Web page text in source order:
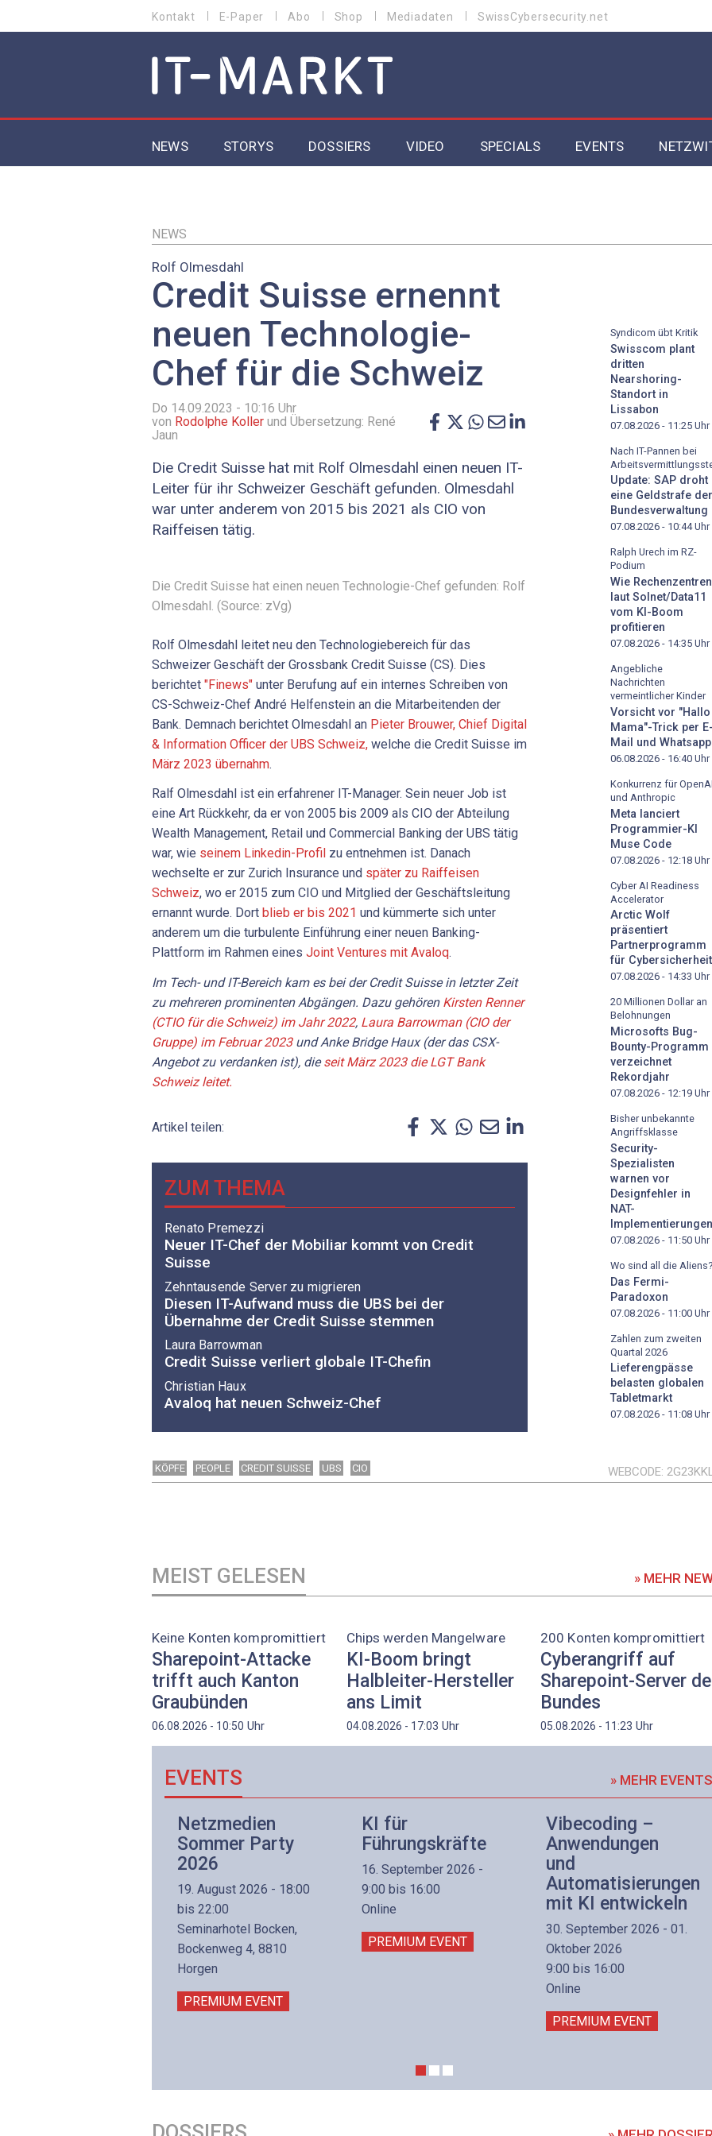
zum
MENU
Kontakt E-Paper Abo Shop Mediadaten SwissCybersecurity.net
MAIN NAVIGATION
NEWS STORYS DOSSIERS
EU-DSGVO
VIDEO SPECIALS
Artificial Intelligence 2025
EVENTS
NEWS
Rolf Olmesdahl
Credit Suisse ernennt
neuen Technologie-
Chef für die Schweiz
Do 14.09.2023 - 10:16 Uhr
von Rodolphe Koller und Übersetzung: René
Jaun
Die Credit Suisse hat mit Rolf Olmesdahl einen neuen IT-
Leiter für ihr Schweizer Geschäft gefunden. Olmesdahl
war unter anderem von 2015 bis 2021 als CIO von
Raiffeisen tätig.
Die Credit Suisse hat einen neuen Technologie-Chef gefunden: Rolf
Olmesdahl. (Source: zVg)
Rolf Olmesdahl leitet neu den Technologiebereich für das
Schweizer Geschäft der Grossbank Credit Suisse (CS). Dies
berichtet "Finews" unter Berufung auf ein internes Schreiben von
CS-Schweiz-Chef André Helfenstein an die Mitarbeitenden der
Bank. Demnach berichtet Olmesdahl an Pieter Brouwer, Chief Digital
& Information Officer der UBS Schweiz, welche die Credit Suisse im
März 2023 übernahm.
Ralf Olmesdahl ist ein erfahrener IT-Manager. Sein neuer Job ist
eine Art Rückkehr, da er von 2005 bis 2009 als CIO der Abteilung
Wealth Management, Retail und Commercial Banking der UBS tätig
war, wie seinem Linkedin-Profil zu entnehmen ist. Danach
wechselte er zur Zurich Insurance und später zu Raiffeisen
Schweiz, wo er 2015 zum CIO und Mitglied der Geschäftsleitung
ernannt wurde. Dort blieb er bis 2021 und kümmerte sich unter
anderem um die turbulente Einführung einer neuen Banking-
Plattform im Rahmen eines Joint Ventures mit Avaloq.
Im Tech- und IT-Bereich kam es bei der Credit Suisse in letzter Zeit
zu mehreren prominenten Abgängen. Dazu gehören Kirsten Renner
(CTIO für die Schweiz) im Jahr 2022, Laura Barrowman (CIO der
Gruppe) im Februar 2023und Anke Bridge Haux (der das CSX-
Angebot zu verdanken ist), dieseit März 2023 die LGT Bank
Schweiz leitet.
Artikel teilen:
ZUM THEMA
Renato Premezzi
Neuer IT-Chef der Mobiliar kommt von Credit
Suisse
Zehntausende Server zu migrieren
Diesen IT-Aufwand muss die UBS bei der
Übernahme der Credit Suisse stemmen
Laura Barrowman
Credit Suisse verliert globale IT-Chefin
Christian Haux
Avaloq hat neuen Schweiz-Chef
Syndicom übt Kritik
Swisscom plant
dritten
Nearshoring-
Standort in
Lissabon
07.08.2026 - 11:25 Uhr
Nach IT-Pannen bei
Update: SAP droht
eine Geldstrafe der
Bundesverwaltung
07.08.2026 - 10:44Uhr
Ralph Urech im RZ-
Podium
Wie Rechenzentren
laut Solnet/Data11
vom KI-Boom
profitieren
07.08.2026 - 14:35 Uhr
Angebliche
Nachrichten
vermeintlicher Kinder
Vorsicht vor "Hallo
Mama"-Trick per E-
Mail und Whatsapp
06.08.2026 - 16:40 Uhr
Konkurrenz für OpenAI
und Anthropic
Meta lanciert
Programmier-KI
Muse Code
07.08.2026 - 12:18 Uhr
Cyber AI Readiness
Accelerator
Arctic Wolf
präsentiert
Partnerprogramm
für Cybersicherheit
07.08.2026 - 14:33 Uhr
20 Millionen Dollar an
Belohnungen
Microsofts Bug-
Bounty-Programm
verzeichnet
Rekordjahr
07.08.2026 - 12:19 Uhr
Bisher unbekannte
Angriffsklasse
Security-
Spezialisten
warnen vor
Designfehler in
NAT-
Implementierungen
07.08.2026 - 11:50 Uhr
Wo sind all die Aliens?
Das Fermi-
Paradoxon
07.08.2026 - 11:00 Uhr
Zahlen zum zweiten
Quartal 2026
Lieferengpässe
belasten globalen
Tabletmarkt
07.08.2026 - 11:08 Uhr
KÖPFE PEOPLE CREDIT SUISSE UBS CIO WEBCODE
MEIST GELESEN » MEHR
Keine Konten kompromittiert
Sharepoint-Attacke
trifft auch Kanton
Graubünden
06.08.2026 - 10:50 Uhr
Chips werden Mangelware
KI-Boom bringt
Halbleiter-Hersteller
ans Limit
04.08.2026 - 17:03 Uhr
200 Konten kompromittiert
Cyberangriff auf
Sharepoint-Server
Bundes
05.08.2026 - 11:23 Uhr
EVENTS » MEHR EVENTS
Netzmedien
Sommer Party
2026
19. August 2026 - 18:00
bis 22:00
Seminarhotel Bocken,
Bockenweg 4, 8810
Horgen
PREMIUM EVENT
KI für
Führungskräfte
16. September 2026 -
9:00 bis 16:00
Online
PREMIUM EVENT
Vibecoding –
Anwendungen
und
Automatisierungen
mit KI entwickeln
30. September 2026 - 01.
Oktober 2026
9:00 bis 16:00
Online
PREMIUM EVENT